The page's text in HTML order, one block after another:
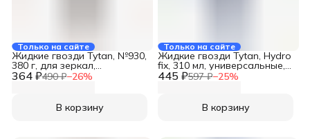
Только на сайте
364 ₽490 ₽−26%
Жидкие гвозди Tytan, №930,
380 г, для зеркал,
строительные, бежевые,
В корзину
Только на сайте
445 ₽597 ₽−25%
Жидкие гвозди Tytan, Hydro
fix, 310 мл, универсальные,
96184
В корзину